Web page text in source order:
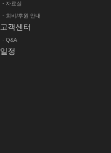
- 자료실
- 회비/후원 안내
고객센터
- Q&A
일정